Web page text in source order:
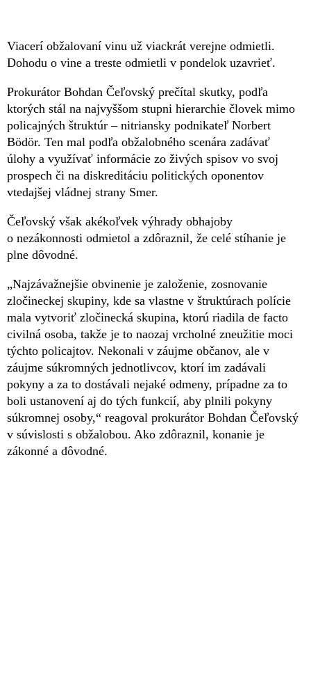
Viacerí obžalovaní vinu už viackrát verejne odmietli.
Dohodu o vine a treste odmietli v pondelok uzavrieť.
Prokurátor Bohdan Čeľovský prečítal skutky, podľa
ktorých stál na najvyššom stupni hierarchie človek mimo
policajných štruktúr – nitriansky podnikateľ Norbert
Bödör. Ten mal podľa obžalobného scenára zadávať
úlohy a využívať informácie zo živých spisov vo svoj
prospech či na diskreditáciu politických oponentov
vtedajšej vládnej strany Smer.
Čeľovský však akékoľvek výhrady obhajoby
o nezákonnosti odmietol a zdôraznil, že celé stíhanie je
plne dôvodné.
„Najzávažnejšie obvinenie je založenie, zosnovanie
zločineckej skupiny, kde sa vlastne v štruktúrach polície
mala vytvoriť zločinecká skupina, ktorú riadila de facto
civilná osoba, takže je to naozaj vrcholné zneužitie moci
týchto policajtov. Nekonali v záujme občanov, ale v
záujme súkromných jednotlivcov, ktorí im zadávali
pokyny a za to dostávali nejaké odmeny, prípadne za to
boli ustanovení aj do tých funkcií, aby plnili pokyny
súkromnej osoby,“ reagoval prokurátor Bohdan Čeľovský
v súvislosti s obžalobou. Ako zdôraznil, konanie je
zákonné a dôvodné.